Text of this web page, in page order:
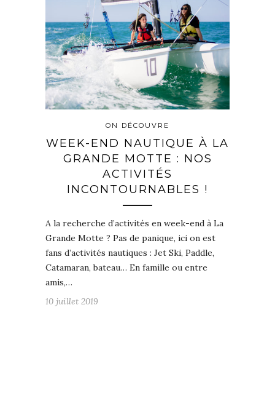
ON DÉCOUVRE
WEEK-END NAUTIQUE À LA
GRANDE MOTTE : NOS
ACTIVITÉS
INCONTOURNABLES !
A la recherche d’activités en week-end à La
Grande Motte ? Pas de panique, ici on est
fans d’activités nautiques : Jet Ski, Paddle,
Catamaran, bateau… En famille ou entre
amis,…
10 juillet 2019